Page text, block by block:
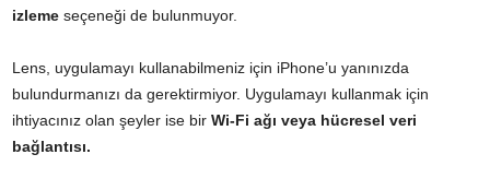
izleme seçeneği de bulunmuyor.
Lens, uygulamayı kullanabilmeniz için iPhone’u yanınızda
bulundurmanızı da gerektirmiyor. Uygulamayı kullanmak için
ihtiyacınız olan şeyler ise bir Wi-Fi ağı veya hücresel veri
bağlantısı.